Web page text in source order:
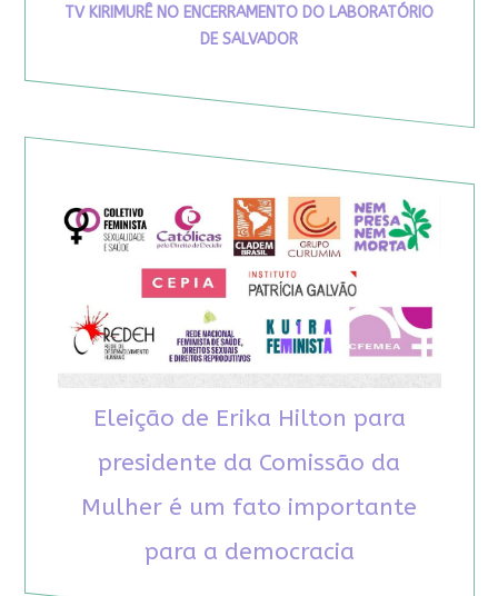
TV KIRIMURÊ NO ENCERRAMENTO DO LABORATÓRIO
DE SALVADOR
Eleição de Erika Hilton para
presidente da Comissão da
Mulher é um fato importante
para a democracia